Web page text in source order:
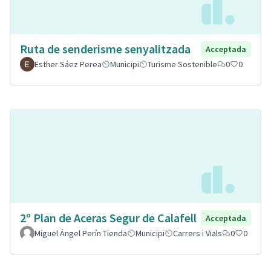
Ruta de senderisme senyalitzada
Acceptada
Esther Sáez Perea
Municipi Turisme Sostenible 0 0
2º Plan de Aceras Segur de Calafell
Acceptada
Miguel Ángel Perín Tienda
Municipi Carrers i Vials 0 0